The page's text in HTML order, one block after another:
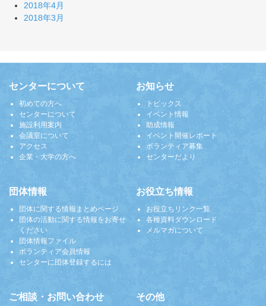
2018年4月
2018年3月
センターについて
初めての方へ
センターについて
施設利用案内
会議室について
アクセス
企業・大学の方へ
お知らせ
トピックス
イベント情報
助成情報
イベント開催レポート
ボランティア募集
センターだより
団体情報
団体に関する情報まとめページ
団体の活動に関する情報をお寄せ
ください
団体情報ファイル
ボランティア会員情報
センターに団体登録するには
お役立ち情報
お役立ちリンク一覧
各種資料ダウンロード
メルマガについて
ご相談・お問い合わせ その他